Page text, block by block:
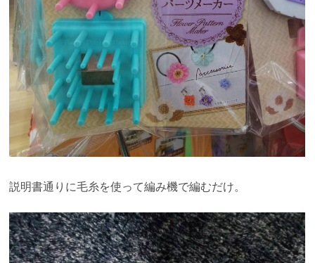
説明書通りに毛糸を使って編み機で編むだけ。